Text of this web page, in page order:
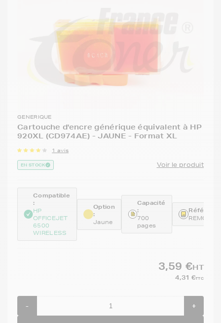
GENERIQUE
Cartouche d'encre générique équivalent à HP
920XL (CD974AE) - JAUNE - Format XL
1 avis
EN STOCK Voir le produit
Compatible
:
HP
OFFICEJET
6500
WIRELESS
Option
:
Jaune
Capacité
:
700
pages
3,59 €HT
4,31 €TTC
- +